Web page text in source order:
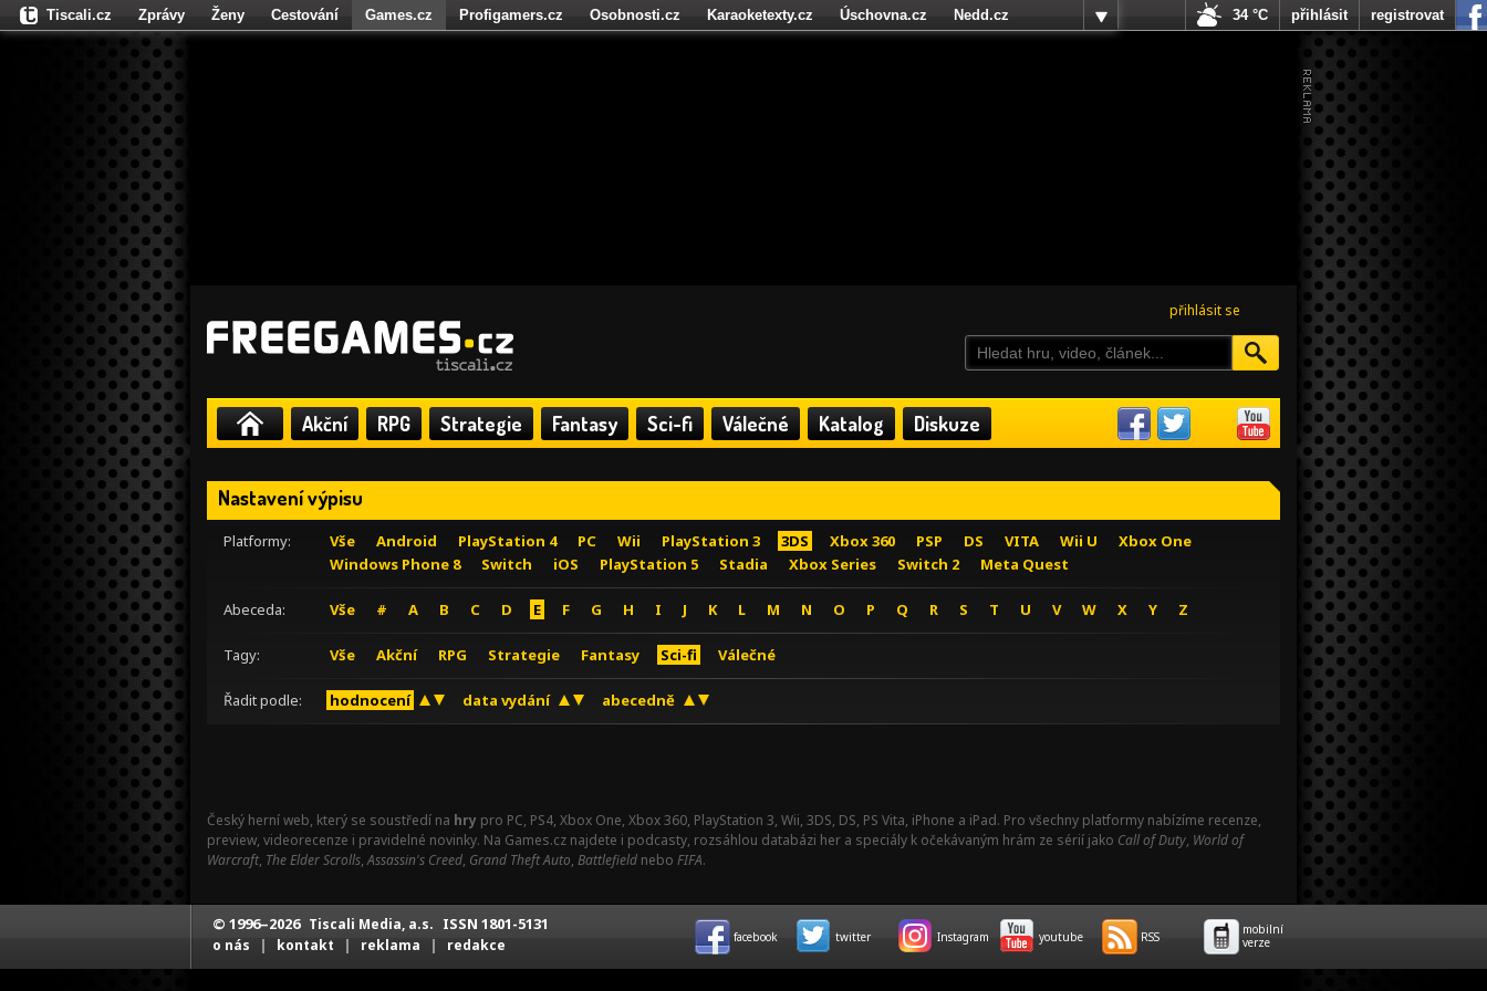
přihlásit se
Akční RPG Strategie Fantasy Sci-fi Válečné Katalog Diskuze
Nastavení výpisu
Platformy: Vše Android PlayStation 4 PC Wii PlayStation 3 3DS Xbox 360 PSP DS VITA Wii U
Xbox One
Windows Phone 8
Switch iOS PlayStation 5 Stadia Xbox Series Switch 2 Meta Quest
Abeceda: Vše # A B C D E F G H I J K L M N O P Q R S T U V W X Y Z
Tagy: Vše Akční RPG Strategie Fantasy Sci-fi Válečné
Řadit podle: hodnocení data vydání abecedně
Český herní web, který se soustředí na hry pro PC, PS4, Xbox One, Xbox 360, PlayStation 3, Wii, 3DS, DS, PS Vita, iPhone a iPad. Pro všechny platformy nabízíme recenze,
preview, videorecenze i pravidelné novinky. Na Games.cz najdete i podcasty, rozsáhlou databázi her a speciály k očekávaným hrám ze sérií jako Call of Duty, World of
Warcraft, The Elder Scrolls,Assassin's Creed, Grand Theft Auto, Battlefield nebo FIFA.
Tiscali.cz Zprávy Ženy Cestování Games.cz Profigamers.cz Osobnosti.cz Karaoketexty.cz Úschovna.cz
Nedd.cz
Fights.cz
34 °C přihlásit registrovat
© 1996–2026 Tiscali Media, a.s. ISSN 1801-5131
o nás | kontakt | reklama | redakce facebook twitter Instagram youtube RSS
mobilní
verze